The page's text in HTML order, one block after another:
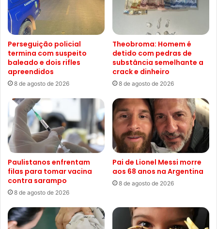
Perseguição policial
termina com suspeito
baleado e dois rifles
apreendidos
8 de agosto de 2026
Theobroma: Homem é
detido com pedras de
substância semelhante a
crack e dinheiro
8 de agosto de 2026
Paulistanos enfrentam
filas para tomar vacina
contra sarampo
8 de agosto de 2026
Pai de Lionel Messi morre
aos 68 anos na Argentina
8 de agosto de 2026